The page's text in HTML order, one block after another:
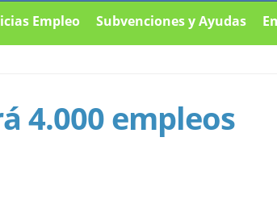
Empleo Subvenciones y Ayudas
4.000 empleos